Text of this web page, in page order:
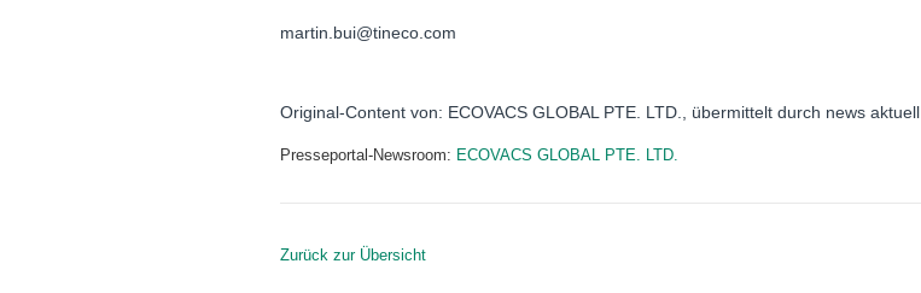
martin.bui@tineco.com
Original-Content von: ECOVACS GLOBAL PTE. LTD., übermittelt durch news aktuell
Presseportal-Newsroom: ECOVACS GLOBAL PTE. LTD.
Zurück zur Übersicht